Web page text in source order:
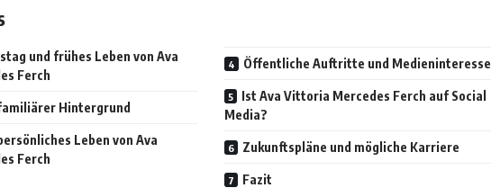
und frühes Leben von Ava
Ferch
Hintergrund
Leben von Ava
Ferch
Öffentliche Auftritte und Medieninteresse
Ist Ava Vittoria Mercedes Ferch auf Social
Media?
Zukunftspläne und mögliche Karriere
Fazit